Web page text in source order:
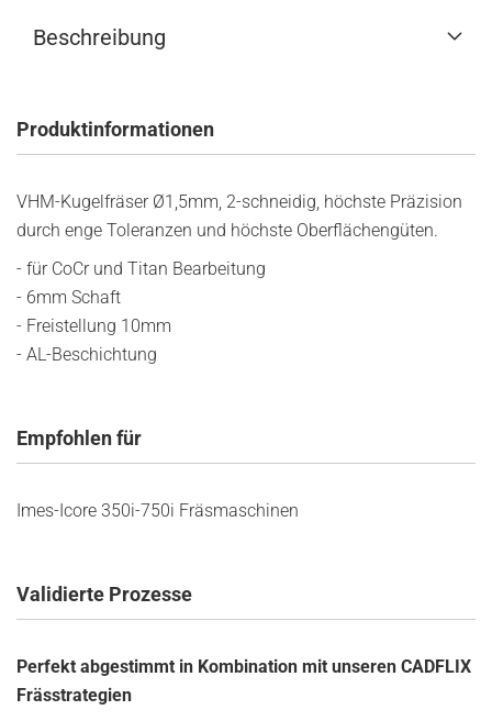
Beschreibung
Produktinformationen
VHM-Kugelfräser Ø1,5mm, 2-schneidig, höchste Präzision
durch enge Toleranzen und höchste Oberflächengüten.
- für CoCr und Titan Bearbeitung
- 6mm Schaft
- Freistellung 10mm
- AL-Beschichtung
Empfohlen für
Imes-Icore 350i-750i Fräsmaschinen
Validierte Prozesse
Perfekt abgestimmt in Kombination mit unseren CADFLIX
Frässtrategien